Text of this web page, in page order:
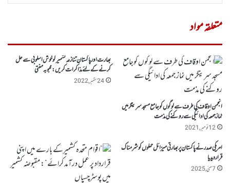
متعلقہ مواد
انجمن اوقاف کی طرف سے لوگوں کوجامع مسجد سرینگر میں
نماز جمعہ کی ادائیگی سے روکنے کی مذمت
12 نومبر, 2021
بھارت اور پاکستان تنازعہ کشمیر کو خوش اسلوبی سے حل
کرنے کے لئے مذاکرات کریں : محبوبہ مفتی
24 ستمبر, 2022
امریکی صدر نے پاکستان پر بھارتی میزائل حملوں کو شرمناک
قرار دیدیا
7 مئی, 2025